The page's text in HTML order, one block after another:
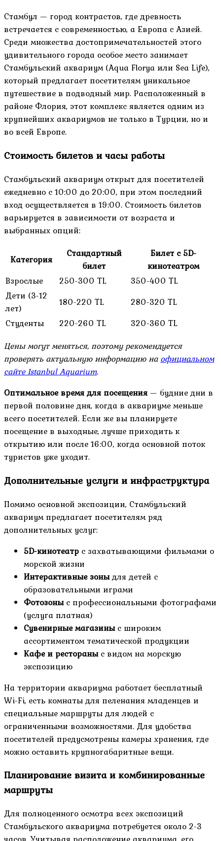
Стамбул — город контрастов, где древность
встречается с современностью, а Европа с Азией.
Среди множества достопримечательностей этого
удивительного города особое место занимает
Стамбульский аквариум (Aqua Florya или Sea Life),
который предлагает посетителям уникальное
путешествие в подводный мир. Расположенный в
районе Флория, этот комплекс является одним из
крупнейших аквариумов не только в Турции, но и
во всей Европе.
Стоимость билетов и часы работы
Стамбульский аквариум открыт для посетителей
ежедневно с 10:00 до 20:00, при этом последний
вход осуществляется в 19:00. Стоимость билетов
варьируется в зависимости от возраста и
выбранных опций:
Категория
Стандартный
билет
Билет с 5D-
кинотеатром
Взрослые
250-300 TL
350-400 TL
Дети (3-12
лет)
180-220 TL
280-320 TL
Студенты
220-260 TL
320-360 TL
Цены могут меняться, поэтому рекомендуется
проверять актуальную информацию наофициальном
сайте Istanbul Aquarium.
Оптимальное время для посещения — будние дни в
первой половине дня, когда в аквариуме меньше
всего посетителей. Если же вы планируете
посещение в выходные, лучше приходить к
открытию или после 16:00, когда основной поток
туристов уже уходит.
Дополнительные услуги и инфраструктура
Помимо основной экспозиции, Стамбульский
аквариум предлагает посетителям ряд
дополнительных услуг:
5D-кинотеатр с захватывающими фильмами о
морской жизни
Интерактивные зоныдля детей с
образовательными играми
Фотозоныс профессиональными фотографами
(услуга платная)
Сувенирные магазиныс широким
ассортиментом тематической продукции
Кафе и рестораныс видом на морскую
экспозицию
На территории аквариума работает бесплатный
Wi-Fi, есть комнаты для пеленания младенцев и
специальные маршруты для людей с
ограниченными возможностями. Для удобства
посетителей предусмотрены камеры хранения, где
можно оставить крупногабаритные вещи.
Планирование визита и комбинированные
маршруты
Для полноценного осмотра всех экспозиций
Стамбульского аквариума потребуется около 2-3